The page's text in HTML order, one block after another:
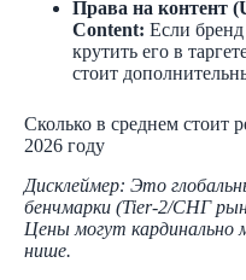
Права на контент
Content: Если бренд
крутить его в
стоит
Сколько в среднем стоит
2026 году
Дисклеймер: Это
бенчмарки (Tier-2/СНГ
Цены могут кардинально
нише.